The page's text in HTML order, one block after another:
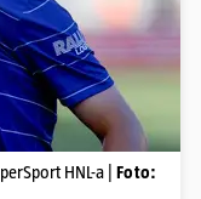
HNL-a | Foto: